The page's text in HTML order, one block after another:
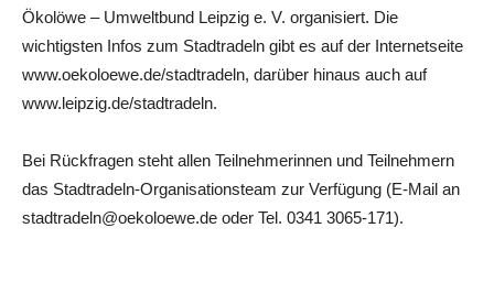
Ökolöwe – Umweltbund Leipzig e. V. organisiert. Die
wichtigsten Infos zum Stadtradeln gibt es auf der Internetseite
www.oekoloewe.de/stadtradeln, darüber hinaus auch auf
www.leipzig.de/stadtradeln.
Bei Rückfragen steht allen Teilnehmerinnen und Teilnehmern
das Stadtradeln-Organisationsteam zur Verfügung (E-Mail an
stadtradeln@oekoloewe.de oder Tel. 0341 3065-171).